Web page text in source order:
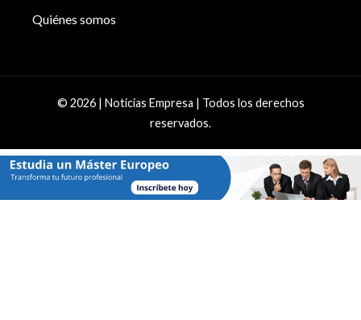
Quiénes somos
© 2026 | Noticias Empresa | Todos los derechos
reservados.